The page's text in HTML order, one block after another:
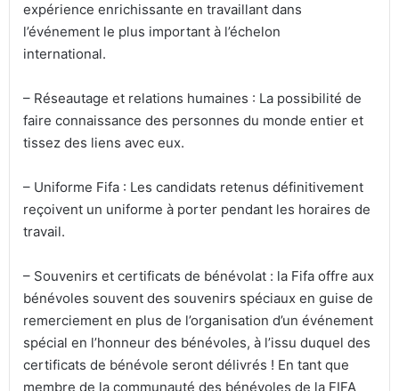
expérience enrichissante en travaillant dans
l’événement le plus important à l’échelon
international.
– Réseautage et relations humaines : La possibilité de
faire connaissance des personnes du monde entier et
tissez des liens avec eux.
– Uniforme Fifa : Les candidats retenus définitivement
reçoivent un uniforme à porter pendant les horaires de
travail.
– Souvenirs et certificats de bénévolat : la Fifa offre aux
bénévoles souvent des souvenirs spéciaux en guise de
remerciement en plus de l’organisation d’un événement
spécial en l’honneur des bénévoles, à l’issu duquel des
certificats de bénévole seront délivrés ! En tant que
membre de la communauté des bénévoles de la FIFA